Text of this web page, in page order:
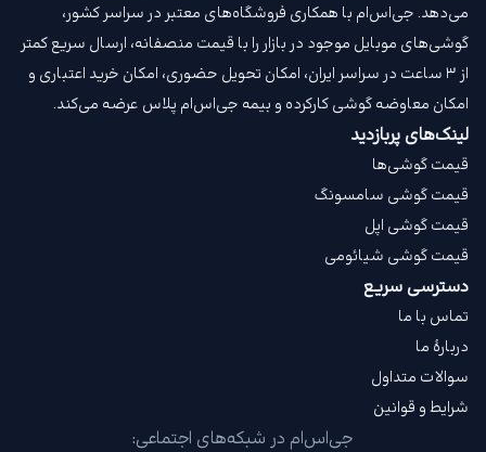
می‌دهد. جی‌اس‌ام با همکاری فروشگاه‌های معتبر در سراسر کشور،
گوشی‌های موبایل موجود در بازار را با قیمت‌ منصفانه، ارسال سریع کمتر
از ۳ ساعت در سراسر ایران، امکان تحویل حضوری، امکان خرید اعتباری و
امکان معاوضه گوشی کارکرده و بیمه جی‌اس‌ام‌ پلاس عرضه می‌کند.
لینک‌های پربازدید
قیمت گوشی‌ها
قیمت گوشی سامسونگ
قیمت گوشی اپل
قیمت گوشی شیائومی
دسترسی سریع
تماس با ما
دربارهٔ ما
سوالات متداول
شرایط و قوانین
جی‌اس‌ام در شبکه‌های اجتماعی: